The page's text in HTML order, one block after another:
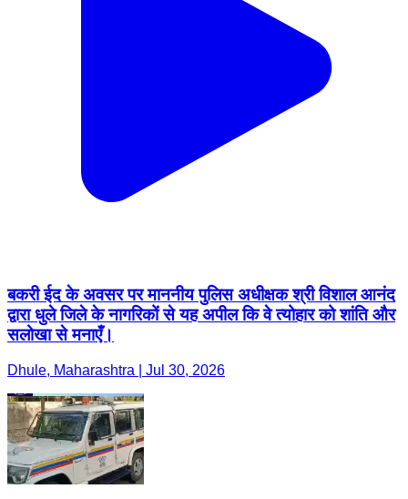
बकरी ईद के अवसर पर माननीय पुलिस अधीक्षक श्री विशाल आनंद
द्वारा धुले जिले के नागरिकों से यह अपील कि वे त्योहार को शांति और
सलोखा से मनाएँ।
Dhule, Maharashtra | Jul 30, 2026